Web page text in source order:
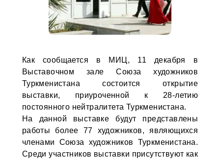
Как сообщается в МИЦ, 11 декабря в
Выставочном зале Союза художников
Туркменистана состоится открытие
выставки, приуроченной к 28-летию
постоянного нейтралитета Туркменистана.
На данной выставке будут представлены
работы более 77 художников, являющихся
членами Союза художников Туркменистана.
Среди участников выставки присутствуют как